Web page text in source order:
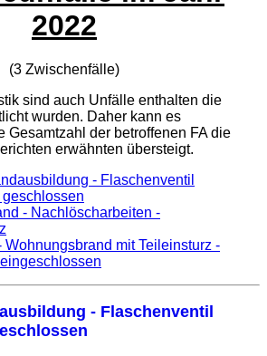
2022
(3 Zwischenfälle)
sind auch Unfälle enthalten die
wurden. Daher kann es
Gesamtzahl der betroffenen FAdie
erwähnten übersteigt.
- Flaschenventil
- Nachlöscharbeiten -
Wohnungsbrand mit Teileinsturz -
- Flaschenventil